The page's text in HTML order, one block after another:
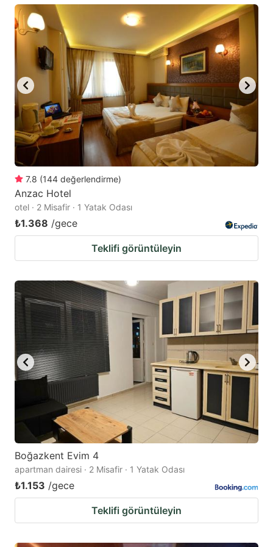
7.8 (144 değerlendirme)
Anzac Hotel
otel · 2 Misafir · 1 Yatak Odası
₺1.368 /gece
Teklifi görüntüleyin
Boğazkent Evim 4
apartman dairesi · 2 Misafir · 1 Yatak Odası
₺1.153 /gece
Teklifi görüntüleyin